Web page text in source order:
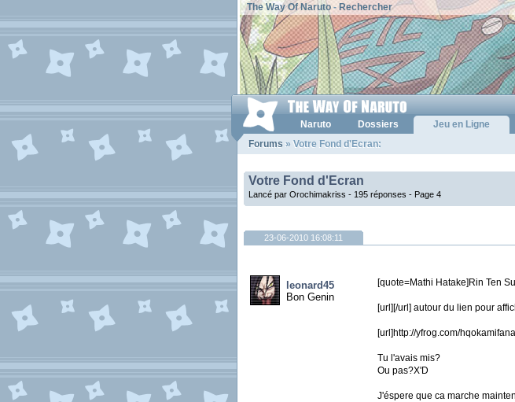
The Way Of Naruto- Rechercher
Naruto Dossiers Jeu en Ligne
Forums » Votre Fond d'Ecran:
Votre Fond d'Ecran
Lancé par Orochimakriss - 195 réponses - Page 4
23-06-2010 16:08:11
leonard45
Bon Genin
[quote=Mathi Hatake]Rin Ten
[url][/url] autour du lien pour
[url]http://yfrog.com/
Tu l'avais mis?
Ou pas?X'D
J'éspere que ca marche